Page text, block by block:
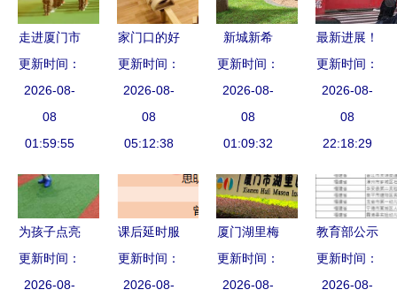
走进厦门市
五缘第二实
验幼儿园
鼓瑟鼓琴，
和乐且湛丨
更新时间：
2026-08-
08
01:59:55
家门口的好
学校丨厦门
市禾穆实验
幼儿园与厦
门市实验幼
更新时间：
2026-08-
08
05:12:38
新城新希
望，童心启
航——厦门
市实验幼儿
园新城园区
更新时间：
2026-08-
08
01:09:32
最新进展！
三明这一幼
儿园主体结
构正式封顶
更新时间：
2026-08-
08
22:18:29
为孩子点亮
童年的光
——厦门海
更新时间：
2026-08-
课后延时服
务新细则出
台 厦门市
更新时间：
2026-08-
厦门湖里梅
森幼儿园与
厦门市实验
更新时间：
2026-08-
教育部公示
全国试点，
厦门九校脱
更新时间：
2026-08-